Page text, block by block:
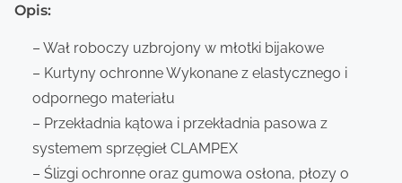
Opis:
– Wał roboczy uzbrojony w młotki bijakowe
– Kurtyny ochronne Wykonane z elastycznego i
odpornego materiału
– Przekładnia kątowa i przekładnia pasowa z
systemem sprzęgieł CLAMPEX
– Ślizgi ochronne oraz gumowa osłona, płozy o